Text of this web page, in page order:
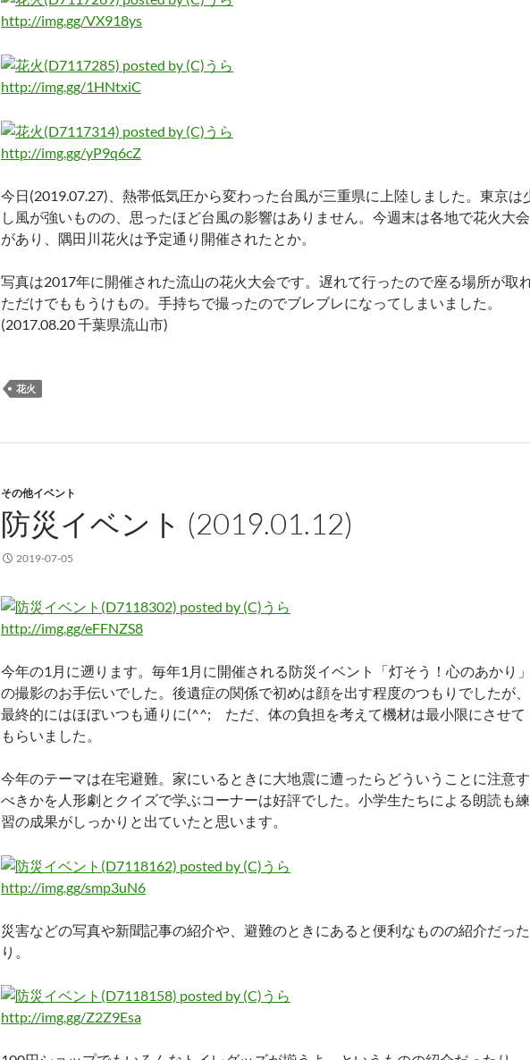
http://img.gg/VX918ys
http://img.gg/1HNtxiC
http://img.gg/yP9q6cZ
今日(2019.07.27)、熱帯低気圧から変わった台風が三重県に上陸しました。東京は
し風が強いものの、思ったほど台風の影響はありません。今週末は各地で花火大会
があり、隅田川花火は予定通り開催されたとか。
写真は2017年に開催された流山の花火大会です。遅れて行ったので座る場所が取れ
ただけでももうけもの。手持ちで撮ったのでブレブレになってしまいました。
(2017.08.20 千葉県流山市)
花火
その他イベント
防災イベント (2019.01.12)
2019-07-05
http://img.gg/eFFNZS8
今年の1月に遡ります。毎年1月に開催される防災イベント「灯そう！心のあかり」
の撮影のお手伝いでした。後遺症の関係で初めは顔を出す程度のつもりでしたが、
最終的にはほぼいつも通りに(^^; ただ、体の負担を考えて機材は最小限にさせて
もらいました。
今年のテーマは在宅避難。家にいるときに大地震に遭ったらどういうことに注意す
べきかを人形劇とクイズで学ぶコーナーは好評でした。小学生たちによる朗読も練
習の成果がしっかりと出ていたと思います。
http://img.gg/smp3uN6
災害などの写真や新聞記事の紹介や、避難のときにあると便利なものの紹介だった
り。
http://img.gg/Z2Z9Esa